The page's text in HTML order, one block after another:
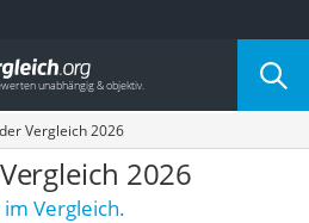
Kategorie
Vergleich 2026
2026
Vergleich.